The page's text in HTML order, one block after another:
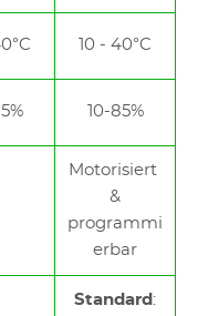
10 - 40°C
10-85%
Motorisiert
&
programmi
erbar
Standard :